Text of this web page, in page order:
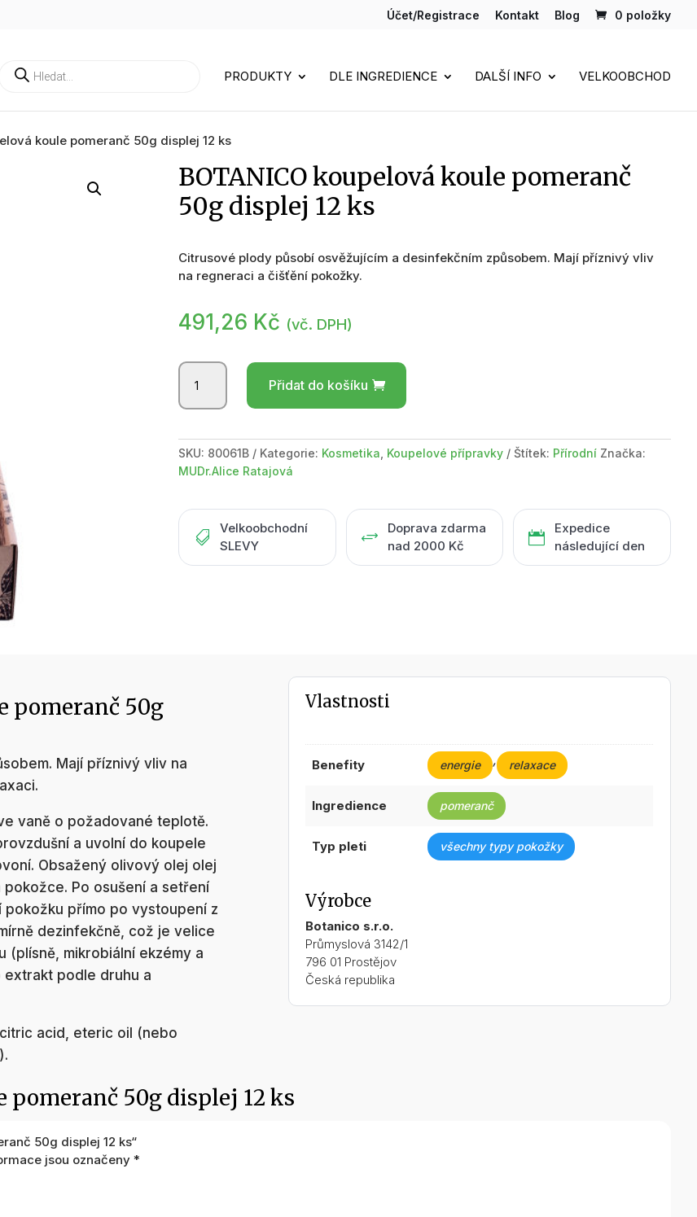
Účet/Registrace Kontakt Blog 0 položky
Products
search
PRODUKTY DLE INGREDIENCE DALŠÍ INFO VELKOOBCHOD
koule pomeranč 50g displej 12 ks
BOTANICO koupelová koule pomeranč
50g displej 12 ks
Citrusové plody působí osvěžujícím a desinfekčním způsobem. Mají příznivý vliv
na regneraci a čišťění pokožky.
491,26 Kč (vč. DPH)
BOTANICO
koupelová
koule
50g
displej
12
množství
Přidat do košíku
SKU: 80061B Kategorie: Kosmetika Koupelové přípravky Štítek: Přírodní Značka:
MUDr.Alice Ratajová

Velkoobchodní
SLEVY
+
Doprava zdarma
nad 2000 Kč

Expedice
následující den
pomeranč 50g
Mají příznivý vliv na
vaně o požadované teplotě.
a uvolní do koupele
Obsažený olivový olej olej
Po osušení a setření
přímo po vystoupení z
dezinfekčně, což je velice
(plísně, mikrobiální ekzémy a
podle druhu a
acid, eteric oil (nebo
Vlastnosti
benefity energie , relaxace
ingredience pomeranč
typ pleti všechny typy pokožky
Výrobce
Botanico s.r.o.
Průmyslová 3142/1
796 01 Prostějov
Česká republika
pomeranč 50g displej 12 ks
50g displej 12 ks“
jsou označeny *